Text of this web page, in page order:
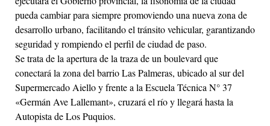
pueda cambiar para siempre promoviendo una nueva zona de
desarrollo urbano, facilitando el tránsito vehicular, garantizando
seguridad y rompiendo el perfil de ciudad de paso.
Se trata de la apertura de la traza de un boulevard que
conectará la zona del barrio Las Palmeras, ubicado al sur del
Supermercado Aiello y frente a la Escuela Técnica N° 37
«Germán Ave Lallemant», cruzará el río y llegará hasta la
Autopista de Los Puquios.